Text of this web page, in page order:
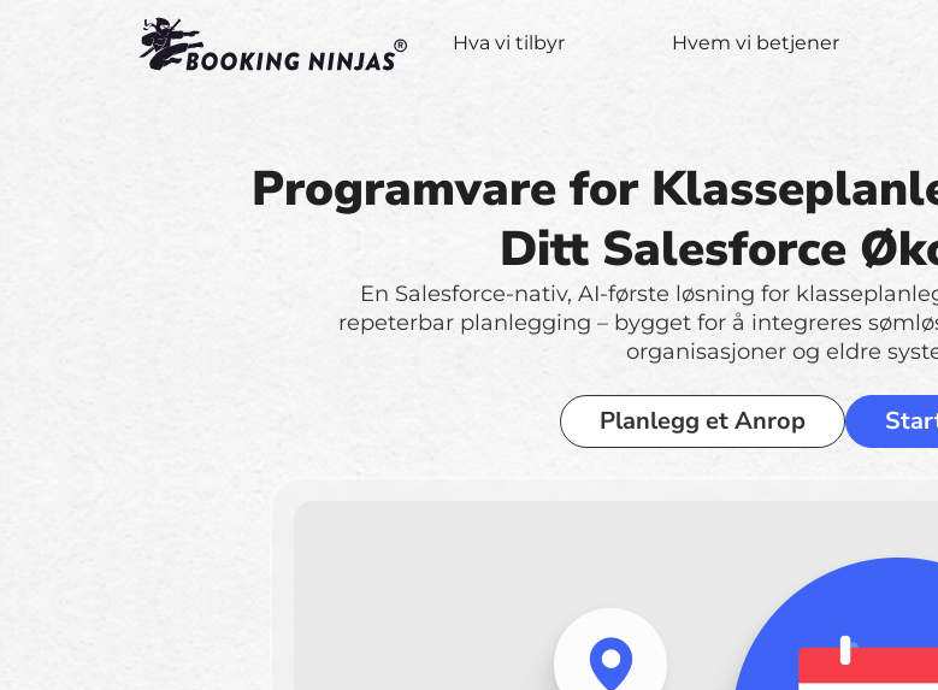
Hva vi tilbyr Hvem vi betjener
Programvare for
Ditt Salesforce
En Salesforce-nativ, AI-første løsning for
repeterbar planlegging – bygget for å integreres
organisasjoner og eldre
Planlegg et Anrop